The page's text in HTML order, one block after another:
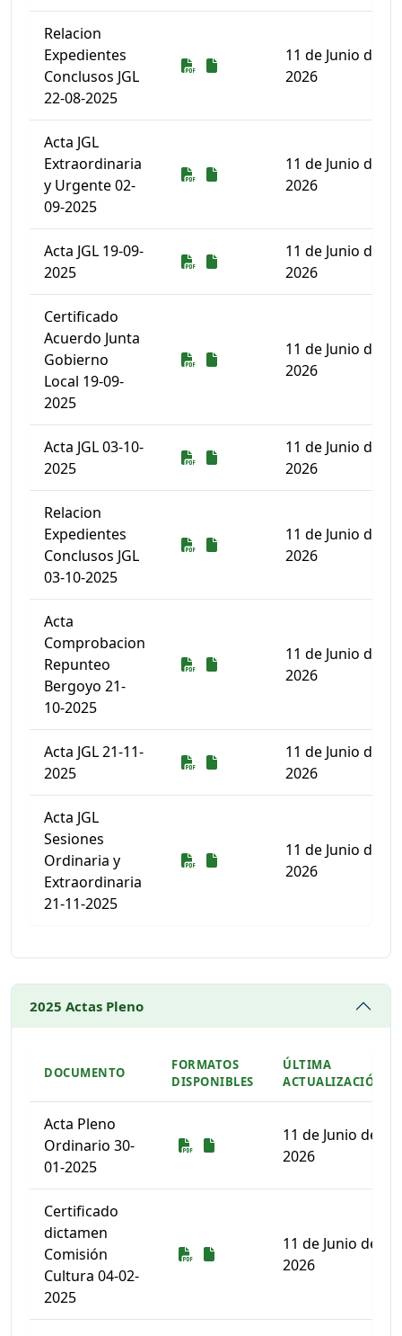
Relacion
Expedientes
Conclusos JGL
22-08-2025
Descarga
Descarga
11 de Junio de
2026
Acta JGL
Extraordinaria
y Urgente 02-
09-2025
Descarga
Descarga
11 de Junio de
2026
Acta JGL 19-09-
2025
Descarga
Descarga
11 de Junio de
2026
Certificado
Acuerdo Junta
Gobierno
Local 19-09-
2025
Descarga
Descarga
11 de Junio de
2026
Acta JGL 03-10-
2025
Descarga
Descarga
11 de Junio de
2026
Relacion
Expedientes
Conclusos JGL
03-10-2025
Descarga
Descarga
11 de Junio de
2026
Acta
Comprobacion
Repunteo
Bergoyo 21-
10-2025
Descarga
Descarga
11 de Junio de
2026
Acta JGL 21-11-
2025
Descarga
Descarga
11 de Junio de
2026
Acta JGL
Sesiones
Ordinaria y
Extraordinaria
21-11-2025
Descarga
Descarga
11 de Junio de
2026
2025 Actas Pleno
DOCUMENTO
FORMATOS
DISPONIBLES
ÚLTIMA
ACTUALIZACIÓN
Acta Pleno
Ordinario 30-
01-2025
Descarga
Descarga
11 de Junio de
2026
Certificado
dictamen
Comisión
Cultura 04-02-
2025
Descarga
Descarga
11 de Junio de
2026